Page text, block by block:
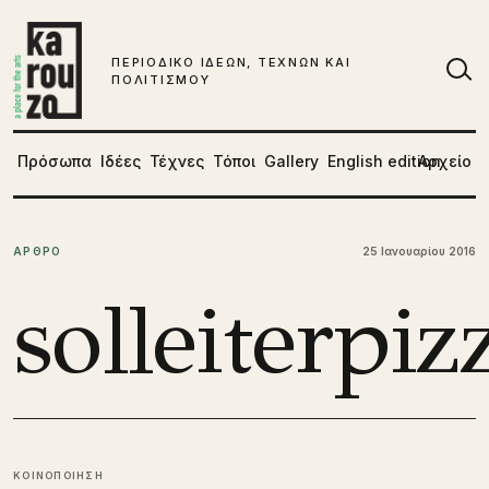
ΠΕΡΙΟΔΙΚΟ ΙΔΕΩΝ, ΤΕΧΝΩΝ ΚΑΙ
ΠΟΛΙΤΙΣΜΟΥ
Πρόσωπα Ιδέες Τέχνες Τόποι Gallery English editionΑρχείο
ΑΡΘΡΟ 25 Ιανουαρίου 2016
ΚΟΙΝΟΠΟΙΗΣΗ